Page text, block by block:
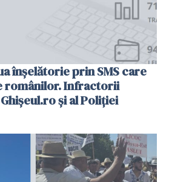
înșelătorie prin SMS care
românilor. Infractorii
și al Poliției